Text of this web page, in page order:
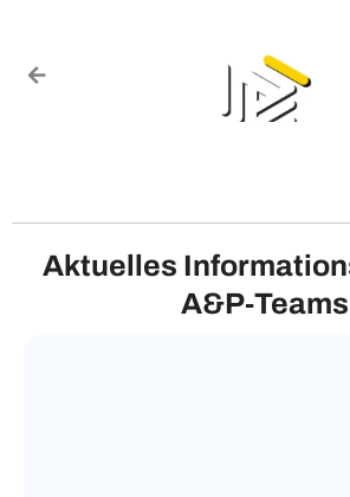
Aktuelles
A&P‑Teams